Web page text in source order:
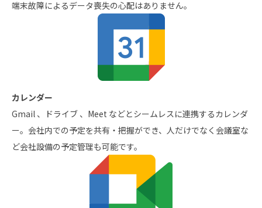
端末故障によるデータ喪失の心配はありません。
カレンダー
Gmail 、ドライブ 、Meet などとシームレスに連携するカレンダ
ー。会社内での予定を共有・把握ができ、人だけでなく会議室な
ど会社設備の予定管理も可能です。